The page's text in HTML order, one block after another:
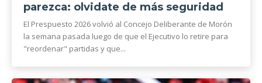
parezca: olvidate de más seguridad
El Prespuesto 2026 volvió al Concejo Deliberante de Morón
la semana pasada luego de que el Ejecutivo lo retire para
"reordenar" partidas y que...